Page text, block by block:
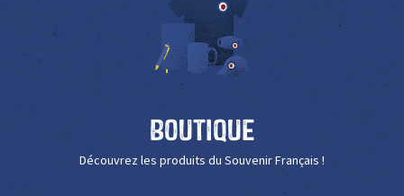
Boutique
Découvrez les produits du Souvenir Français !